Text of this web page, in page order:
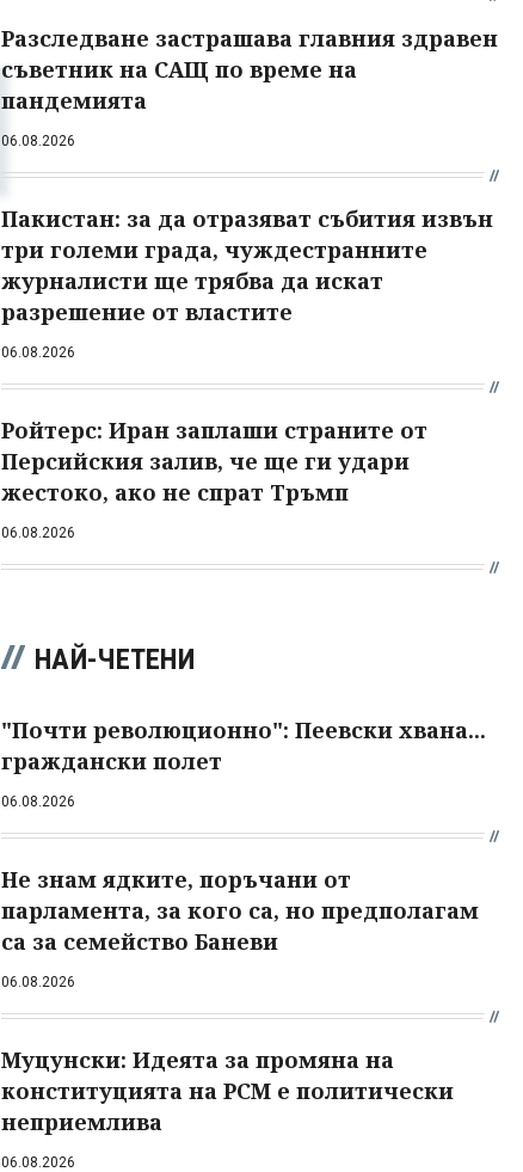
Разследване застрашава главния здравен
съветник на САЩ по време на
пандемията
06.08.2026
Пакистан: за да отразяват събития извън
три големи града, чуждестранните
журналисти ще трябва да искат
разрешение от властите
06.08.2026
Ройтерс: Иран заплаши страните от
Персийския залив, че ще ги удари
жестоко, ако не спрат Тръмп
06.08.2026
НАЙ-ЧЕТЕНИ
"Почти революционно": Пеевски хвана...
граждански полет
06.08.2026
Не знам ядките, поръчани от
парламента, за кого са, но предполагам
са за семейство Баневи
06.08.2026
Муцунски: Идеята за промяна на
конституцията на РСМ е политически
неприемлива
06.08.2026